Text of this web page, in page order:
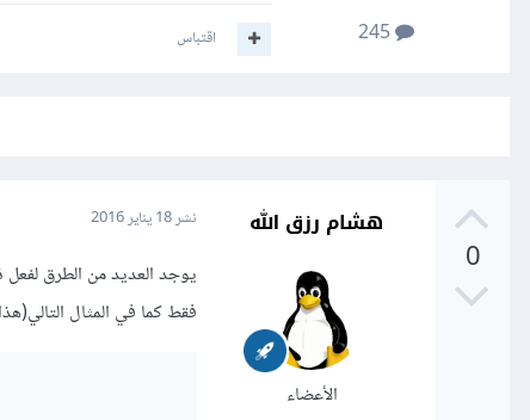
245
اقتباس
0
هشام رزق الله
الأعضاء
نشر18 يناير 2016
يوجد العديد من الطرق
فقط كما في المثال